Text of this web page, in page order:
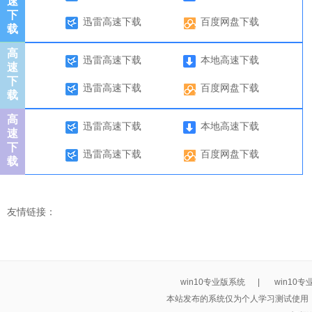
下
载
迅雷高速下载 百度网盘下载
高
速
下
载
迅雷高速下载 本地高速下载
迅雷高速下载 百度网盘下载
高
速
下
载
迅雷高速下载 本地高速下载
迅雷高速下载 百度网盘下载
友情链接：
win10专业版系统 |
win10专
本站发布的系统仅为个人学习测试使